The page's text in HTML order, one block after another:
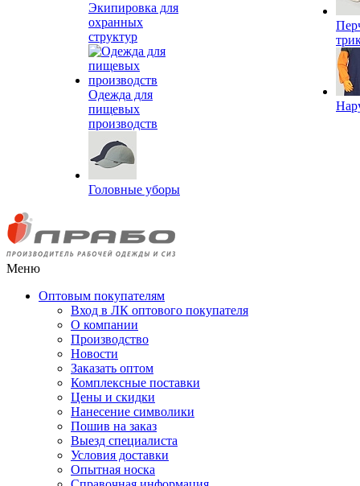
Экипировка для
охранных
структур
Одежда для
пищевых
производств
Головные уборы
Меню
Оптовым покупателям
Вход в ЛК оптового покупателя
О компании
Производство
Новости
Заказать оптом
Комплексные поставки
Цены и скидки
Нанесение символики
Пошив на заказ
Выезд специалиста
Условия доставки
Опытная носка